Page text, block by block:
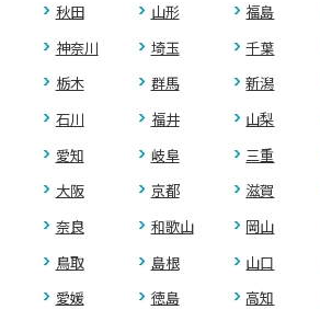
秋田
山形 福島
神奈川
埼玉 千葉
栃木
群馬 新潟
石川
福井 山梨
愛知
岐阜 三重
大阪
京都 滋賀
奈良
和歌山 岡山
鳥取
島根 山口
愛媛
徳島 高知